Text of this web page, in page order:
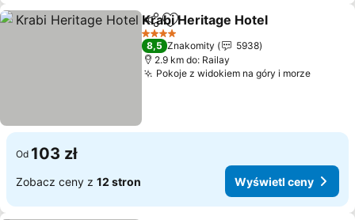
UdostępnijDodaj do ulubionych
Krabi Heritage Hotel
4 Kategoria
8,5 Znakomity
5938
2.9 km do: Railay
Pokoje z widokiem na góry i morze
Od 103 zł
Zobacz ceny z 12 stron Wyświetl ceny